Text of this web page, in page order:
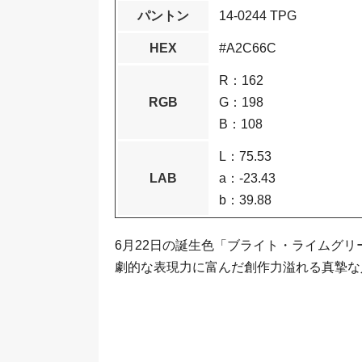
パントン 14-0244 TPG
HEX #A2C66C
RGB
R：162
G：198
B：108
LAB
L：75.53
a：-23.43
b：39.88
6月22日の誕生色「ブライト・ライムグリ
劇的な表現力に富んだ創作力溢れる真摯な